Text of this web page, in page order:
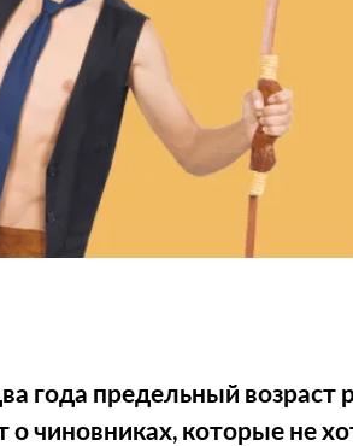
года предельный возраст
чиновниках, которые не